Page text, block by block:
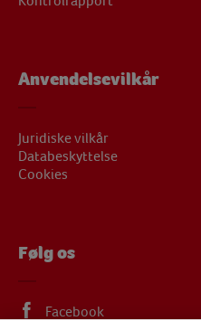
Anvendelsevilkår
Juridiske vilkår
Databeskyttelse
Cookies
Følg os
Facebook